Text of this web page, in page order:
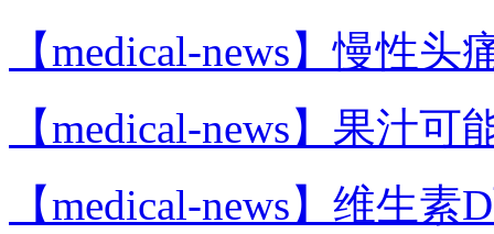
【medical-news】慢性头
【medical-news】果汁可
【medical-news】维生素